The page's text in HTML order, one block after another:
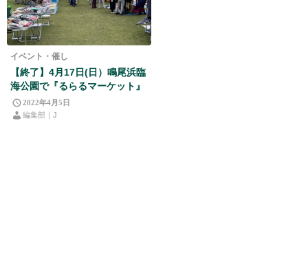
イベント・催し
【終了】4月17日(日）鳴尾浜臨
海公園で『るらるマーケット』
2022年4月5日
編集部｜J